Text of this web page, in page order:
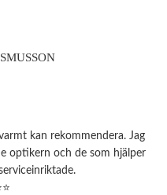
kan rekommendera. Jag
optikern och de som hjälper